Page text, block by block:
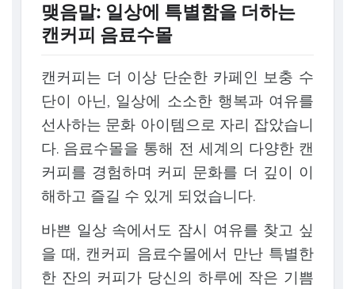
맺음말: 일상에 특별함을 더하는
캔커피 음료수몰
캔커피는 더 이상 단순한 카페인 보충 수
단이 아닌, 일상에 소소한 행복과 여유를
선사하는 문화 아이템으로 자리 잡았습니
다. 음료수몰을 통해 전 세계의 다양한 캔
커피를 경험하며 커피 문화를 더 깊이 이
해하고 즐길 수 있게 되었습니다.
바쁜 일상 속에서도 잠시 여유를 찾고 싶
을 때, 캔커피 음료수몰에서 만난 특별한
한 잔의 커피가 당신의 하루에 작은 기쁨